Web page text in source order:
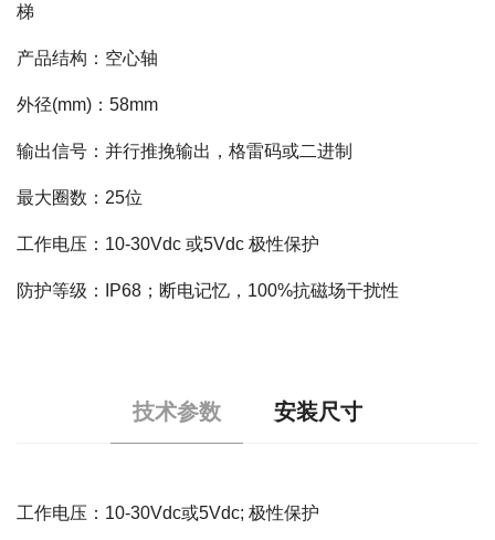
梯
产品结构：空心轴
外径(mm)：58mm
输出信号：并行推挽输出，格雷码或二进制
最大圈数：25位
工作电压：10-30Vdc 或5Vdc 极性保护
防护等级：IP68；断电记忆，100%抗磁场干扰性
技术参数 安装尺寸
工作电压：10-30Vdc或5Vdc; 极性保护